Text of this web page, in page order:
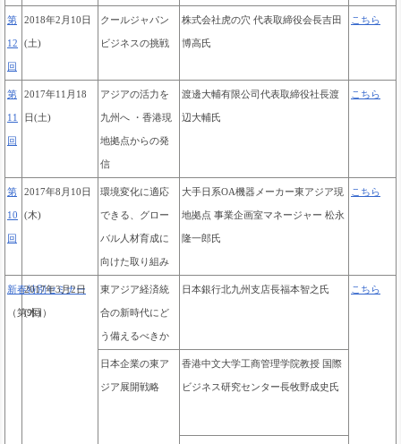
第
12
回
2018年2月10日
(土)
クールジャパン
ビジネスの挑戦
株式会社虎の穴 代表取締役会長吉田
博高氏
こちら
第
11
回
2017年11月18
日(土)
アジアの活力を
九州へ ・香港現
地拠点からの発
信
渡邊大輔有限公司代表取締役社長渡
辺大輔氏
こちら
第
10
回
2017年8月10日
(木)
環境変化に適応
できる、グロー
バル人材育成に
向けた取り組み
大手日系OA機器メーカー東アジア現
地拠点 事業企画室マネージャー 松永
隆一郎氏
こちら
新春特別セミナー
（第9回）
2017年3月2日
(木)
東アジア経済統
合の新時代にど
う備えるべきか
日本銀行北九州支店長福本智之氏 こちら
日本企業の東ア
ジア展開戦略
香港中文大学工商管理学院教授 国際
ビジネス研究センター長牧野成史氏